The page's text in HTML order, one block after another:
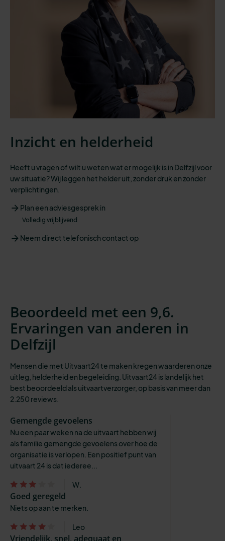
Inzicht en helderheid
Heeft u vragen of wilt u weten wat er mogelijk is in Delfzijl voor
uw situatie? Wij leggen het helder uit, zonder druk en zonder
verplichtingen.
Plan een adviesgesprek in
Volledig vrijblijvend
Neem direct telefonisch contact op
Beoordeeld met een 9,6.
Ervaringen van anderen in
Delfzijl
Mensen die met Uitvaart24 te maken kregen waarderen onze
uitleg, helderheid en begeleiding. Uitvaart24 is landelijk het
best beoordeeld als uitvaartverzorger, op basis van meer dan
2.250 reviews.
Gemengde gevoelens
Nu een paar weken na de uitvaart hebben wij
als familie gemengde gevoelens over hoe de
organisatie is verlopen. Een positief punt van
uitvaart 24 is dat iederee...
W.
Goed geregeld
Niets op aan te merken.
Leo
Vriendelijk, snel, adequaat en